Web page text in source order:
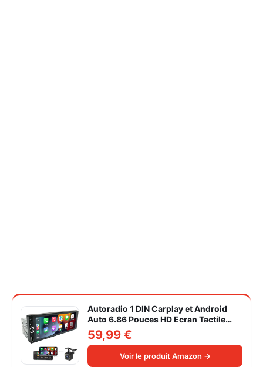
Autoradio 1 DIN Carplay et Android
Auto 6.86 Pouces HD Ecran Tactile
Poste Radio Voiture Soutien Lien
Miroir iOS/Android/Radio FM/USB/EQ
Autoradio Bluetooth Caméra de Recul
59,99 €
Voir le produit Amazon →